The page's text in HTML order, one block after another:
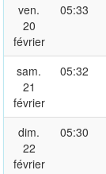
ven.
20
février
05:33
sam.
21
février
05:32
dim.
22
février
05:30